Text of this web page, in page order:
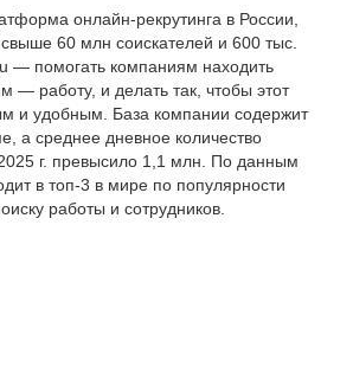
онлайн-рекрутинга в России,
60 млн соискателей и 600 тыс.
— помогать компаниям находить
— работу, и делать так, чтобы этот
и удобным. База компании содержит
а среднее дневное количество
г. превысило 1,1 млн. По данным
в топ-3 в мире по популярности
работы и сотрудников.